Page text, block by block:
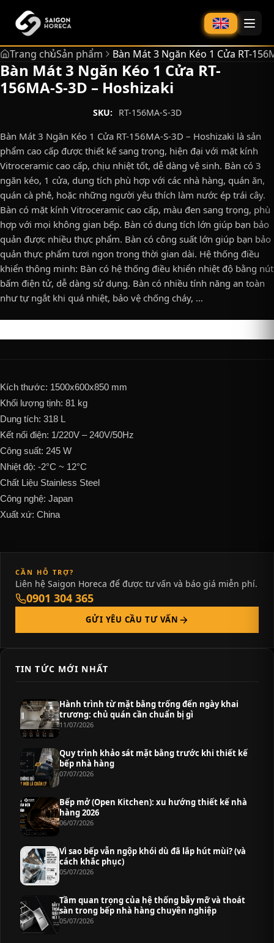
chính
Trang chủSản phẩm Bàn Mát 3 Ngăn Kéo 1 Cửa RT-
Bàn Mát 3 Ngăn Kéo 1 Cửa RT-
156MA-S-3D – Hoshizaki
SKU: RT-156MA-S-3D
Bàn Mát 3 Ngăn Kéo 1 Cửa RT-156MA-S-3D – Hoshizaki là sản
phẩm cao cấp được thiết kế sang trọng, hiện đại với mặt kính
Vitroceramic cao cấp, chịu nhiệt tốt, dễ dàng vệ sinh. Bàn có 3
ngăn kéo, 1 cửa, dung tích phù hợp với các nhà hàng, quán ăn,
quán cà phê, hoặc những người yêu thích làm nước ép trái cây.
Bàn có mặt kính Vitroceramic cao cấp, màu đen sang trọng, phù
hợp với mọi không gian bếp. Bàn có dung tích lớn giúp bạn bảo
quản được nhiều thực phẩm. Bàn có công suất lớn giúp bạn bảo
quản thực phẩm tươi ngon trong thời gian dài. Hệ thống điều
khiển thông minh: Bàn có hệ thống điều khiển nhiệt độ bằng nút
bấm điện tử, dễ dàng sử dụng. Bàn có nhiều tính năng an toàn
như tự ngắt khi quá nhiệt, bảo vệ chống cháy, …
Kích thước: 1500x600x850 mm
Khối lượng tịnh: 81 kg
Dung tích: 318 L
Kết nối điện: 1/220V – 240V/50Hz
Công suất: 245 W
Nhiệt độ: -2°C ~ 12°C
Chất Liệu Stainless Steel
Công nghệ: Japan
Xuất xứ: China
CẦN HỖ TRỢ?
Liên hệ Saigon Horeca để được tư vấn và báo giá miễn phí.
0901 304 365
GỬI YÊU CẦU TƯ VẤN
TIN TỨC MỚI NHẤT
Hành trình từ mặt bằng trống đến ngày khai
trương: chủ quán cần chuẩn bị gì
11/07/2026
Quy trình khảo sát mặt bằng trước khi thiết kế
bếp nhà hàng
07/07/2026
Bếp mở (Open Kitchen): xu hướng thiết kế nhà
hàng 2026
06/07/2026
Vì sao bếp vẫn ngộp khói dù đã lắp hút mùi? (và
cách khắc phục)
05/07/2026
Tầm quan trọng của hệ thống bẫy mỡ và thoát
sàn trong bếp nhà hàng chuyên nghiệp
05/07/2026